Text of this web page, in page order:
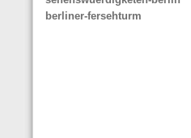
berliner-fersehturm